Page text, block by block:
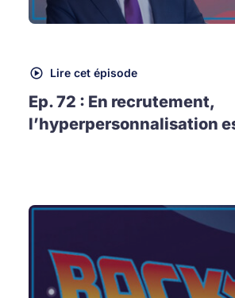
Lire cet épisode
Ep. 72 : En recrutement,
l’hyperpersonnalisation